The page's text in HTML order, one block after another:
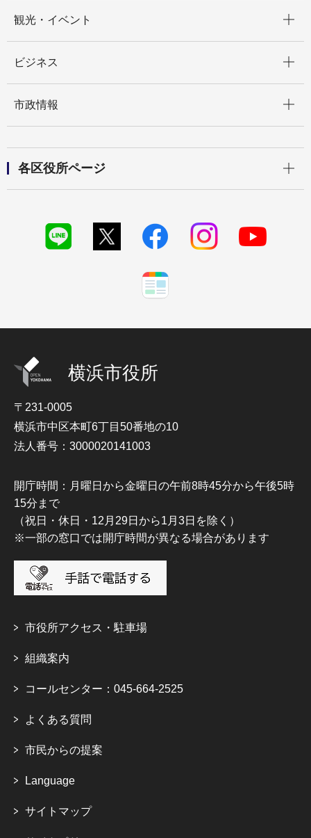
観光・イベント
ビジネス
市政情報
各区役所ページ
横浜市役所
〒231-0005
横浜市中区本町6丁目50番地の10
法人番号：3000020141003
開庁時間：月曜日から金曜日の午前8時45分から午後5時
15分まで
（祝日・休日・12月29日から1月3日を除く）
※一部の窓口では開庁時間が異なる場合があります
市役所アクセス・駐車場
組織案内
コールセンター：045-664-2525
よくある質問
市民からの提案
Language
サイトマップ